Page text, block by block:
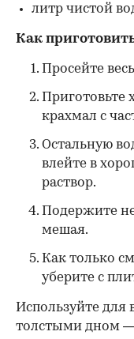
литр чистой
Как
Просейте
Приготовьте
крахмал с
Остальную
влейте в
раствор.
Подержите
мешая.
Как только
уберите с
Используйте для
толстыми дном —